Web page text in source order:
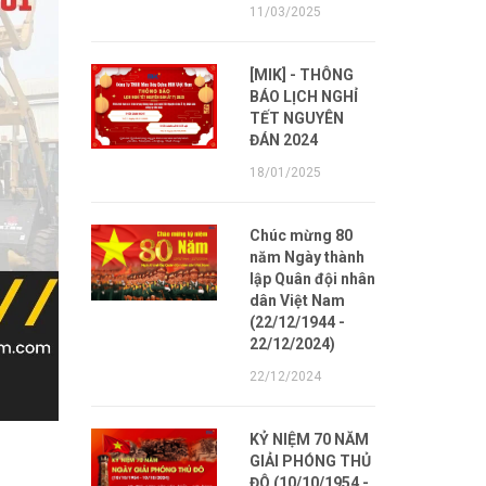
11/03/2025
[MIK] - THÔNG
BÁO LỊCH NGHỈ
TẾT NGUYÊN
ĐÁN 2024
18/01/2025
Chúc mừng 80
năm Ngày thành
lập Quân đội nhân
dân Việt Nam
(22/12/1944 -
22/12/2024)
22/12/2024
KỶ NIỆM 70 NĂM
GIẢI PHÓNG THỦ